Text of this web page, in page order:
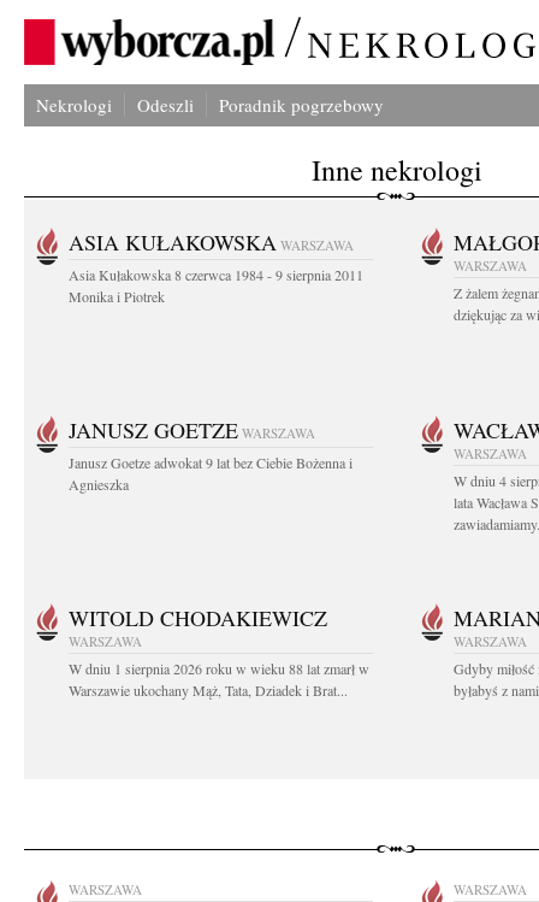
Nekrologi Odeszli Poradnik pogrzebowy
Inne nekrologi
ASIA KUŁAKOWSKA WARSZAWA
Asia Kułakowska 8 czerwca 1984 - 9 sierpnia 2011
Monika i Piotrek
WARSZAWA
Z żalem
dziękując za
JANUSZ GOETZE WARSZAWA
Janusz Goetze adwokat 9 lat bez Ciebie Bożenna i
Agnieszka
WARSZAWA
W dniu 4
lata Wacława
WITOLD CHODAKIEWICZ
WARSZAWA
W dniu 1 sierpnia 2026 roku w wieku 88 lat zmarł w
Warszawie ukochany Mąż, Tata, Dziadek i Brat...
WARSZAWA
Gdyby miłość
byłabyś z
WARSZAWA WARSZAWA